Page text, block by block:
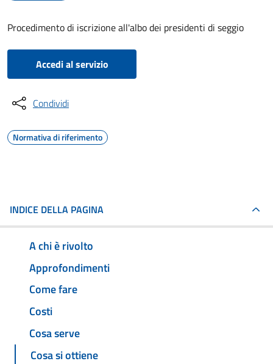
Procedimento di iscrizione all'albo dei presidenti di seggio
Accedi al servizio
Condividi
Normativa di riferimento
INDICE DELLA PAGINA
A chi è rivolto
Approfondimenti
Come fare
Costi
Cosa serve
Cosa si ottiene